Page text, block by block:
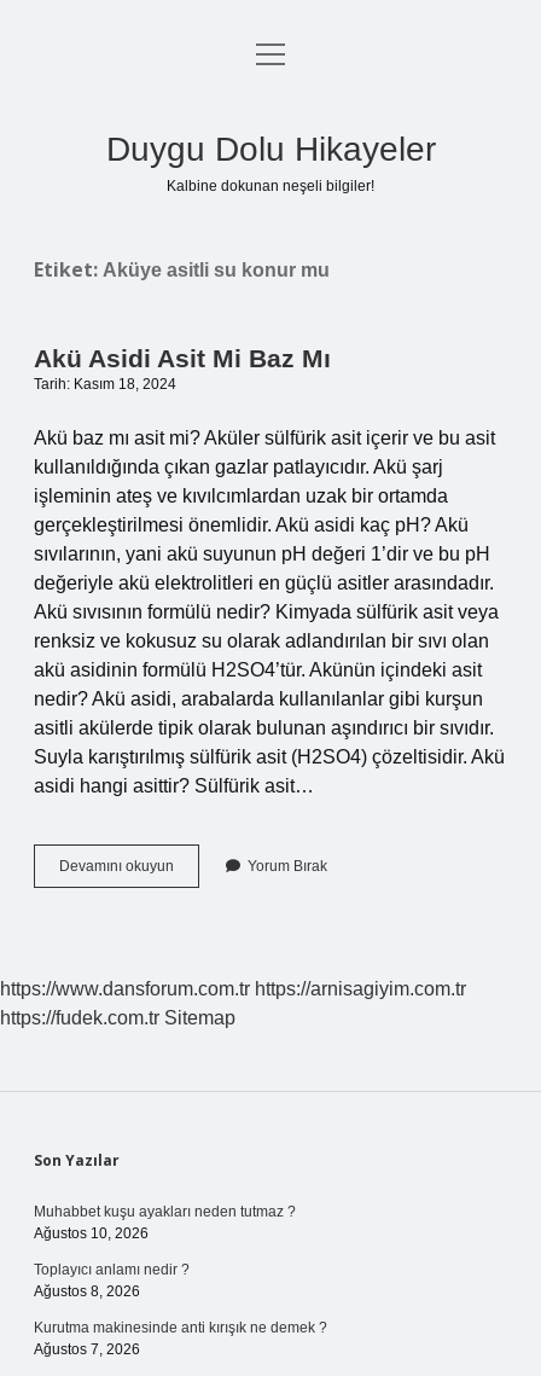
Anasayfa
menüyü
Duygu Dolu Hikayeler
Kalbine dokunan neşeli bilgiler!
Etiket: Aküye asitli su konur mu
Akü Asidi Asit Mi Baz Mı
Tarih: Kasım 18, 2024
Akü baz mı asit mi? Aküler sülfürik asit içerir ve bu asit
kullanıldığında çıkan gazlar patlayıcıdır. Akü şarj
işleminin ateş ve kıvılcımlardan uzak bir ortamda
gerçekleştirilmesi önemlidir. Akü asidi kaç pH? Akü
sıvılarının, yani akü suyunun pH değeri 1’dir ve bu pH
değeriyle akü elektrolitleri en güçlü asitler arasındadır.
Akü sıvısının formülü nedir? Kimyada sülfürik asit veya
renksiz ve kokusuz su olarak adlandırılan bir sıvı olan
akü asidinin formülü H2SO4’tür. Akünün içindeki asit
nedir? Akü asidi, arabalarda kullanılanlar gibi kurşun
asitli akülerde tipik olarak bulunan aşındırıcı bir sıvıdır.
Suyla karıştırılmış sülfürik asit (H2SO4) çözeltisidir. Akü
asidi hangi asittir? Sülfürik asit…
Devamını okuyun
Asidi
Yorum Bırak
https://www.dansforum.com.tr https://arnisagiyim.com.tr
https://fudek.com.tr Sitemap
Sidebar
Son Yazılar
Muhabbet kuşu ayakları neden tutmaz ?
Ağustos 10, 2026
Toplayıcı anlamı nedir ?
Ağustos 8, 2026
Kurutma makinesinde anti kırışık ne demek ?
Ağustos 7, 2026